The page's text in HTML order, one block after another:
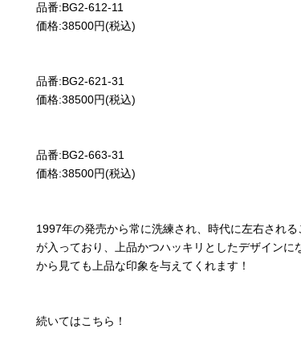
品番:BG2-612-11
価格:38500円(税込)
品番:BG2-621-31
価格:38500円(税込)
品番:BG2-663-31
価格:38500円(税込)
1997年の発売から常に洗練され、時代に左右され
が入っており、上品かつハッキリとしたデザイン
から見ても上品な印象を与えてくれます！
続いてはこちら！